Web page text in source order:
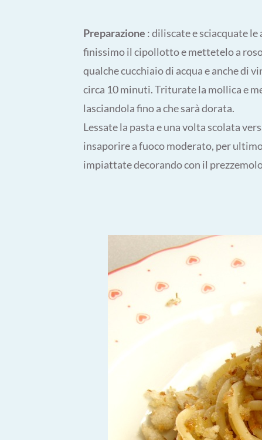
Preparazione : diliscate e sciacquate
finissimo il cipollotto e mettetelo a
qualche cucchiaio di acqua e anche di
circa 10 minuti. Triturate la mollica e
lasciandola fino a che sarà dorata.
Lessate la pasta e una volta scolata
insaporire a fuoco moderato, per
impiattate decorando con il